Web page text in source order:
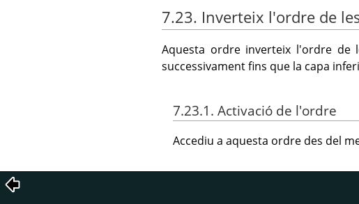
7.23. Inverteix l'ordre de
Aquesta ordre inverteix l'ordre de
successivament fins que la capa
7.23.1. Activació de l'ordre
Accediu a aquesta ordre des del